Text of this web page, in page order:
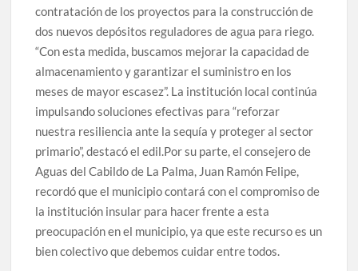
contratación de los proyectos para la construcción de
dos nuevos depósitos reguladores de agua para riego.
“Con esta medida, buscamos mejorar la capacidad de
almacenamiento y garantizar el suministro en los
meses de mayor escasez”. La institución local continúa
impulsando soluciones efectivas para “reforzar
nuestra resiliencia ante la sequía y proteger al sector
primario”, destacó el edil.Por su parte, el consejero de
Aguas del Cabildo de La Palma, Juan Ramón Felipe,
recordó que el municipio contará con el compromiso de
la institución insular para hacer frente a esta
preocupación en el municipio, ya que este recurso es un
bien colectivo que debemos cuidar entre todos.